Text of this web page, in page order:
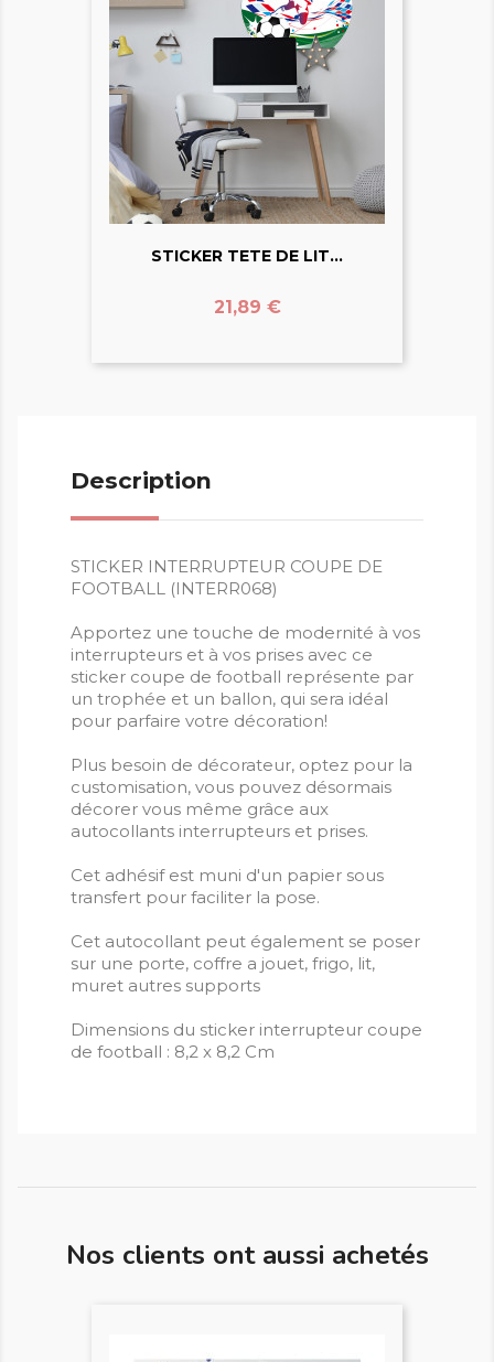
STICKER TETE DE LIT...
Prix
21,89 €
Description
STICKER INTERRUPTEUR COUPE DE
FOOTBALL (INTERR068)
Apportez une touche de modernité à vos
interrupteurs et à vos prises avec ce
sticker coupe de football représente par
un trophée et un ballon, qui sera idéal
pour parfaire votre décoration!
Plus besoin de décorateur, optez pour la
customisation, vous pouvez désormais
décorer vous même grâce aux
autocollants interrupteurs et prises.
Cet adhésif est muni d'un papier sous
transfert pour faciliter la pose.
Cet autocollant peut également se poser
sur une porte, coffre a jouet, frigo, lit,
muret autres supports
Dimensions du sticker interrupteur coupe
de football : 8,2 x 8,2 Cm
Nos clients ont aussi achetés